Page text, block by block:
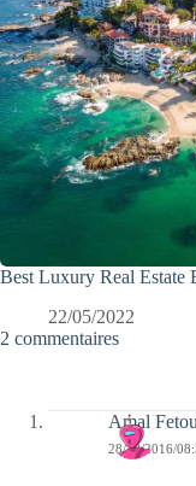
Best Luxury Real Estate
22/05/2022
2 commentaires
Amal
28/10/2016/